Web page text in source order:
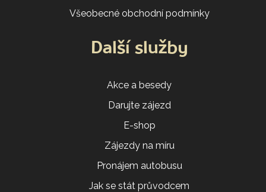
Všeobecné obchodní podmínky
Další služby
Akce a besedy
Darujte zájezd
E-shop
Zájezdy na míru
Pronájem autobusu
Jak se stát průvodcem